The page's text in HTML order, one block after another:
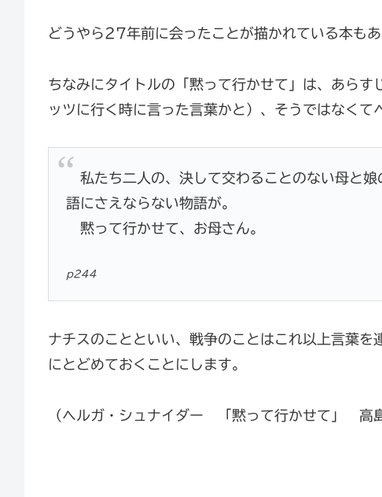
どうやら27年前に会ったことが描かれている本も
ちなみにタイトルの「黙って行かせて」は、あら
ッツに行く時に言った言葉かと）、そうではなくて
私たち二人の、決して交わることのない母と
語にさえならない物語が。
黙って行かせて、お母さん。
p244
ナチスのことといい、戦争のことはこれ以上言葉
にとどめておくことにします。
（ヘルガ・シュナイダー 「黙って行かせて」